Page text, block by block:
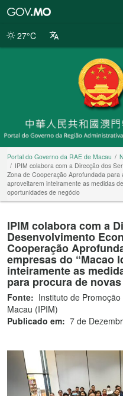
da
27°C
Portal do Governo da RAE de Macau
IPIM colabora com a Direcção dos
Zona de Cooperação Aprofundada para
aproveitarem inteiramente as medidas
oportunidades de negócio
IPIM colabora com a
Desenvolvimento
Cooperação
empresas do “Macao
inteiramente as
para procura de
Fonte: Instituto de
Macau (IPIM)
Publicado em: 7 de